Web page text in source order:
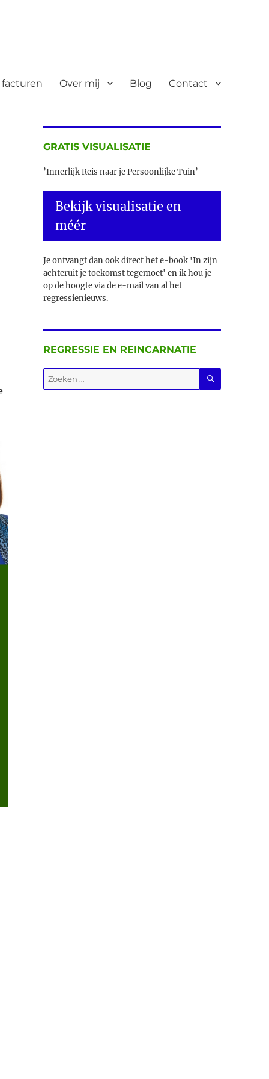
facturen Over mij Blog Contact
GRATIS VISUALISATIE
’Innerlijk Reis naar je Persoonlijke Tuin’
Bekijk visualisatie en
méér
Je ontvangt dan ook direct het e-book 'In zijn
achteruit je toekomst tegemoet' en ik hou je
op de hoogte via de e-mail van al het
regressienieuws.
REGRESSIE EN REINCARNATIE
Zoeken
naar:
ZOEKEN